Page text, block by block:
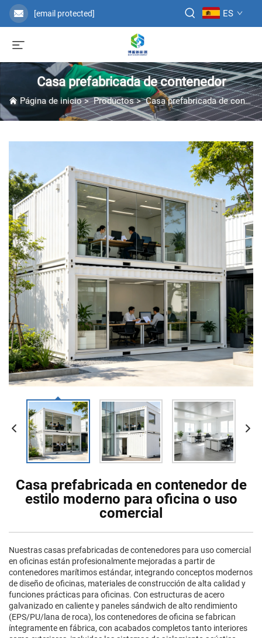
[email protected] ES
Casa prefabricada de contenedor
Página de inicio>Productos>Casa prefabricada de contenedor
Casa prefabricada en contenedor de
estilo moderno para oficina o uso
comercial
Nuestras casas prefabricadas de contenedores para uso comercial
en oficinas están profesionalmente mejoradas a partir de
contenedores marítimos estándar, integrando conceptos modernos
de diseño de oficinas, materiales de construcción de alta calidad y
funciones prácticas para oficinas. Con estructuras de acero
galvanizado en caliente y paneles sándwich de alto rendimiento
(EPS/PU/lana de roca), los contenedores de oficina se fabrican
íntegramente en fábrica, con acabados completos tanto interiores